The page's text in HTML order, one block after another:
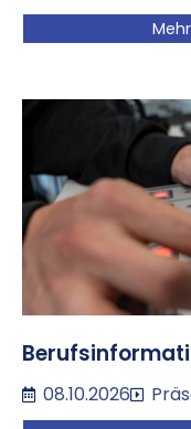
08.10.2026